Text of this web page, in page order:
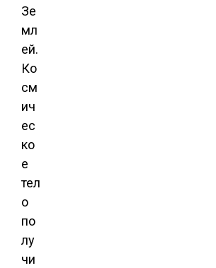
Зе
мл
ей.
Ко
см
ич
ес
ко
е
тел
о
по
лу
чи